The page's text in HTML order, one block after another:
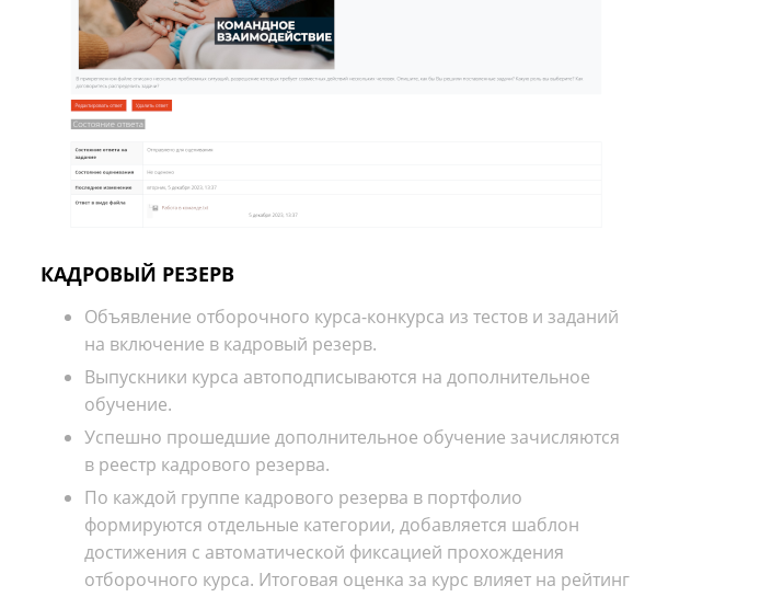
КАДРОВЫЙ РЕЗЕРВ
Объявление отборочного курса-конкурса из тестов и заданий
на включение в кадровый резерв.
Выпускники курса автоподписываются на дополнительное
обучение.
Успешно прошедшие дополнительное обучение зачисляются
в реестр кадрового резерва.
По каждой группе кадрового резерва в портфолио
формируются отдельные категории, добавляется шаблон
достижения с автоматической фиксацией прохождения
отборочного курса. Итоговая оценка за курс влияет на рейтинг